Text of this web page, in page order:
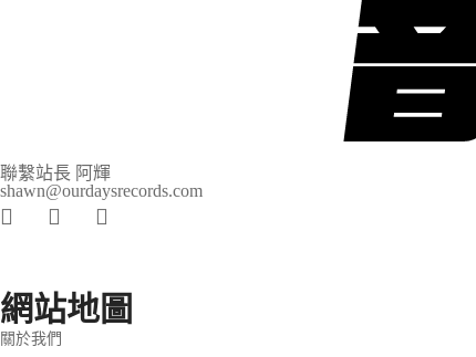
聯繫站長 阿輝
shawn@ourdaysrecords.com
網站地圖
關於我們